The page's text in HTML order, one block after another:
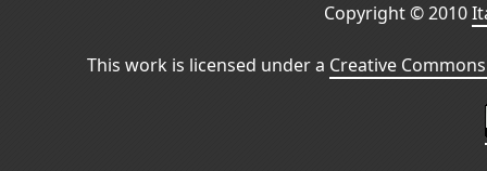
Copyright © 2010
This work is licensed under a Creative